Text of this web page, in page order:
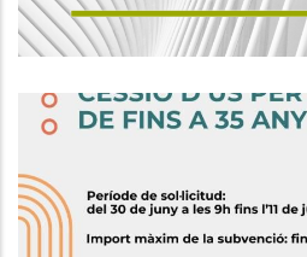
Subvenció Per Al
Lloguer O